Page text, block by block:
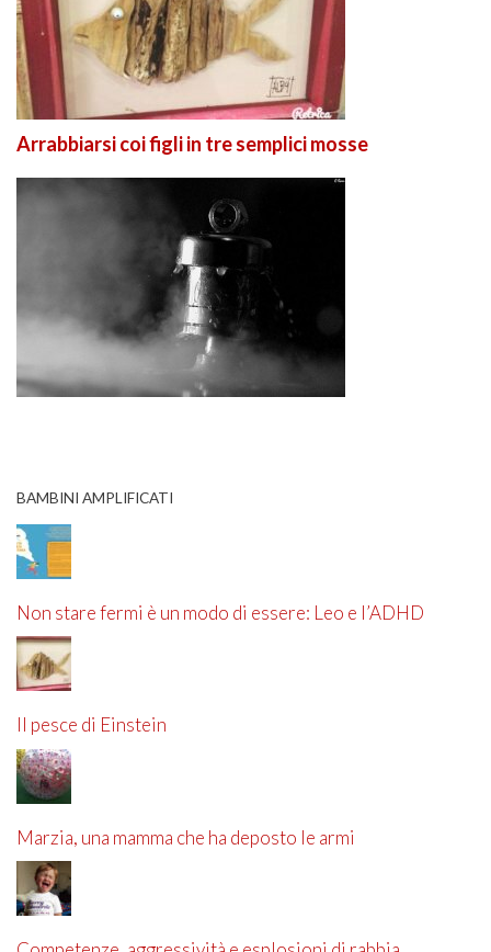
Arrabbiarsi coi figli in tre semplici mosse
BAMBINI AMPLIFICATI
Non stare fermi è un modo di essere: Leo e l’ADHD
Il pesce di Einstein
Marzia, una mamma che ha deposto le armi